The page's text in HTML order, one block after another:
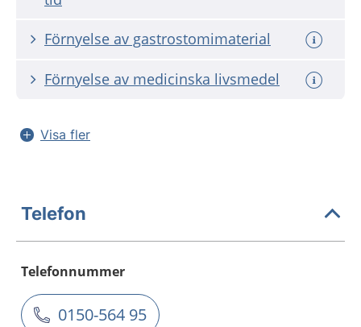
Förnyelse av gastrostomimaterial
Förnyelse av medicinska livsmedel
Visa fler
Telefon
Telefonnummer
0150-564 95